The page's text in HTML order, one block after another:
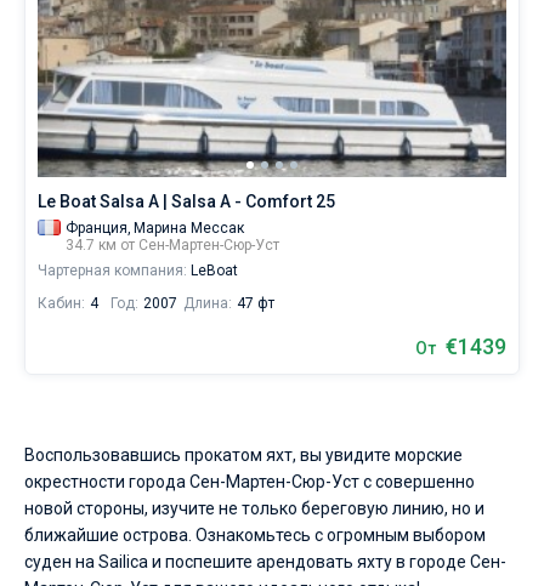
Le Boat Salsa A | Salsa A - Comfort 25
Франция, Марина Мессак
34.7 км от Сен-Мартен-Сюр-Уст
Чартерная компания: LeBoat
Кабин: 4 Год: 2007 Длина: 47 фт
От €1439
Воспользовавшись прокатом яхт, вы увидите морские
окрестности города Сен-Мартен-Сюр-Уст с совершенно
новой стороны, изучите не только береговую линию, но и
ближайшие острова. Ознакомьтесь с огромным выбором
суден на Sailica и поспешите арендовать яхту в городе Сен-